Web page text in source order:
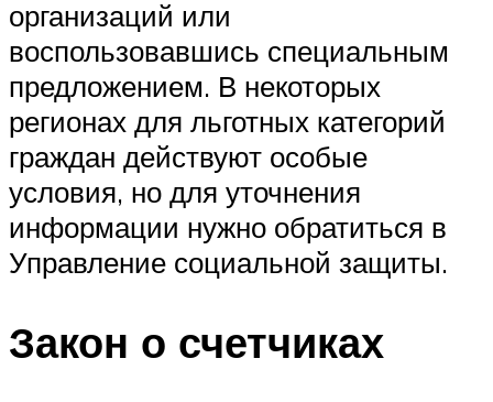
организаций или
воспользовавшись специальным
предложением. В некоторых
регионах для льготных категорий
граждан действуют особые
условия, но для уточнения
информации нужно обратиться в
Управление социальной защиты.
Закон о счетчиках